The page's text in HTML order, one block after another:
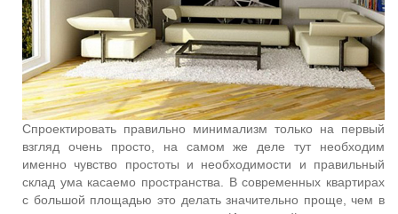
Спроектировать правильно минимализм только на первый
взгляд очень просто, на самом же деле тут необходим
именно чувство простоты и необходимости и правильный
склад ума касаемо пространства. В современных квартирах
с большой площадью это делать значительно проще, чем в